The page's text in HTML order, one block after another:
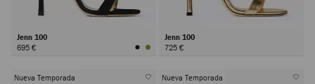
Jenn 100
695 €
Jenn 100
725 €
Nueva Temporada Nueva Temporada